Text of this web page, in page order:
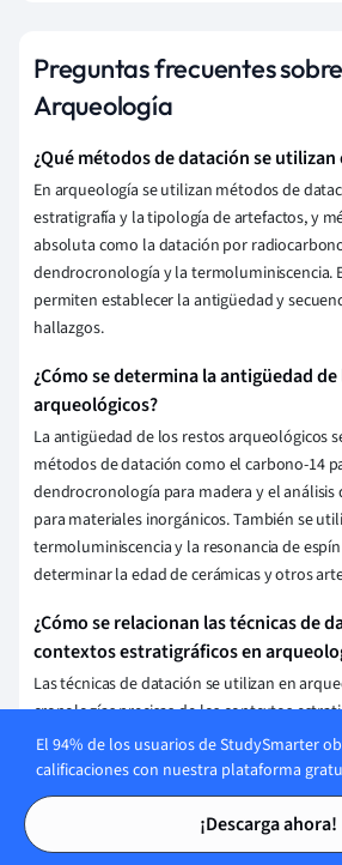
Tarjetas de estudio
Tarjetas de estudio
Preguntas frecuentes
Arqueología
¿Qué métodos de datación se
En arqueología se utilizan métodos de
estratigrafía y la tipología de artefactos, y
absoluta como la datación por
dendrocronología y la termoluminiscencia.
permiten establecer la antigüedad y
hallazgos.
¿Cómo se determina la antigüedad
arqueológicos?
La antigüedad de los restos arqueológicos
métodos de datación como el carbono-14
dendrocronología para madera y el análisis
para materiales inorgánicos. También se
termoluminiscencia y la resonancia de
determinar la edad de cerámicas y otros
¿Cómo se relacionan las técnicas de
contextos estratigráficos en
Las técnicas de datación se utilizan en
cronologías precisas de los contextos
específicas, se puede determinar la
artefactos y estructuras encontrados en
reconstruir la secuencia histórica y
de un sitio arqueológico.
El 94% de los usuarios de StudySmarter
calificaciones con nuestra plataforma
¡Descarga ahora!